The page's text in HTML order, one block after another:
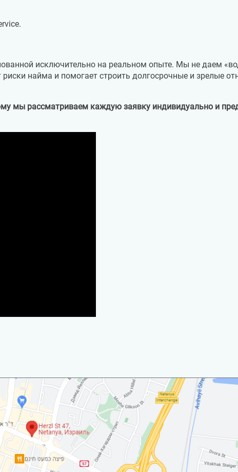
исключительно на реальном опыте. Мы не даем
найма и помогает строить долгосрочные и зрелые
мы рассматриваем каждую заявку индивидуально и